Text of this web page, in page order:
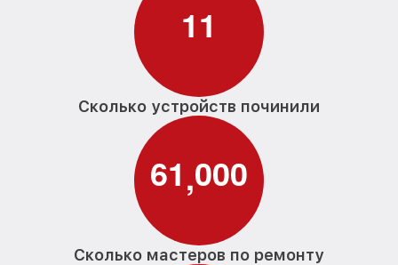
11
Сколько устройств починили
61,000
Сколько мастеров по ремонту